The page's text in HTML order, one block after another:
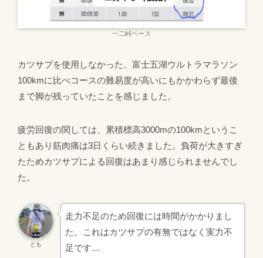
一二峠ペース
カツサプを使用しなかった、富士五湖ウルトラマラソン
100kmに比べコースの難易度が高いにもかかわらず最後
まで脚が残っていたことを感じました。
疲労回復の関しては、累積標高3000mの100kmというこ
ともあり筋肉痛は3日くらい続きました。負荷が大きすぎ
たためカツサプによる回復はあまり感じられませんでし
た。
とも
走力不足のため回復には時間がかかりまし
た。これはカツサプの有無ではなく実力不
足です…